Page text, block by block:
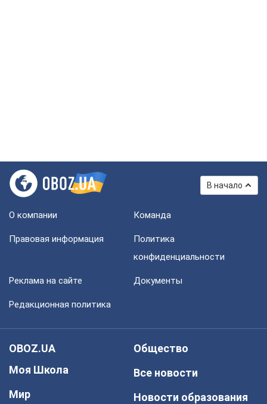
В начало
О компании Команда
Правовая информация
Политика
конфиденциальности
Реклама на сайте Документы
Редакционная политика
OBOZ.UA
Моя Школа
Мир
Общество
Все новости
Новости образования